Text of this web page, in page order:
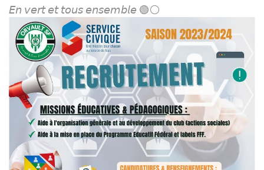
𝘌𝘯 𝘷𝘦𝘳𝘵 𝘦𝘵 𝘵𝘰𝘶𝘴 𝘦𝘯𝘴𝘦𝘮𝘣𝘭𝘦 🟢⚪️